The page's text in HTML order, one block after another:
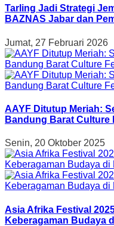
Tarling Jadi Strategi
BAZNAS Jabar dan
Jumat, 27 Februari 2026
AAYF Ditutup Meriah:
Bandung Barat Culture
Senin, 20 Oktober 2025
Asia Afrika Festival
Keberagaman Budaya